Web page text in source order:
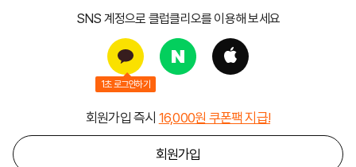
SNS 계정으로 클럽클리오를 이용해 보세요
1초 로그인하기
회원가입 즉시 16,000원 쿠폰팩 지급!
회원가입